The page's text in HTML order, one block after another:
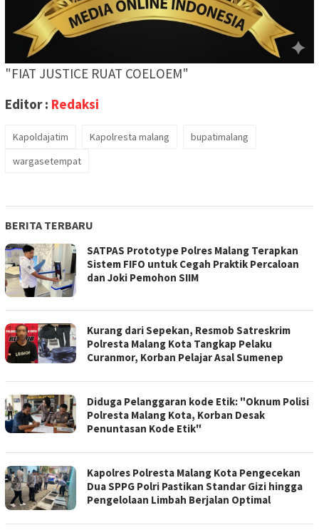
"FIAT JUSTICE RUAT COELOEM"
Editor : Redaksi
Kapoldajatim Kapolresta malang
bupatimalang
wargasetempat
BERITA TERBARU
SATPAS Prototype Polres Malang Terapkan
Sistem FIFO untuk Cegah Praktik Percaloan
dan Joki Pemohon SIIM
Kurang dari Sepekan, Resmob Satreskrim
Polresta Malang Kota Tangkap Pelaku
Curanmor, Korban Pelajar Asal Sumenep
Diduga Pelanggaran kode Etik: "Oknum Polisi
Polresta Malang Kota, Korban Desak
Penuntasan Kode Etik"
Kapolres Polresta Malang Kota Pengecekan
Dua SPPG Polri Pastikan Standar Gizi hingga
Pengelolaan Limbah Berjalan Optimal